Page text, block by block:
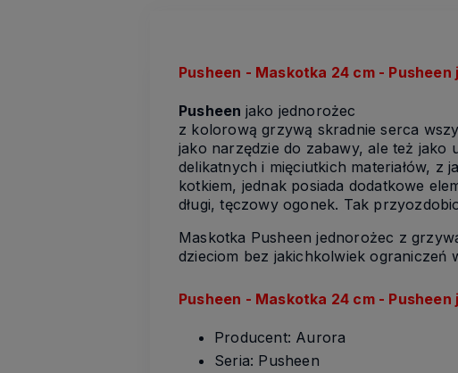
Pusheen - Maskotka 24 cm -
Pusheen jako jednorożec
z kolorową grzywą skradnie serca
jako narzędzie do zabawy, ale też
delikatnych i mięciutkich materiałów, z
kotkiem, jednak posiada dodatkowe
długi, tęczowy ogonek. Tak
Maskotka Pusheen jednorożec z
dzieciom bez jakichkolwiek ograniczeń
Pusheen - Maskotka 24 cm -
Producent: Aurora
Seria: Pusheen